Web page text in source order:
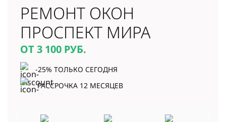
РЕМОНТ ОКОН
ПРОСПЕКТ МИРА
ОТ 3 100 РУБ.
-25% ТОЛЬКО СЕГОДНЯ
РАССРОЧКА 12 МЕСЯЦЕВ